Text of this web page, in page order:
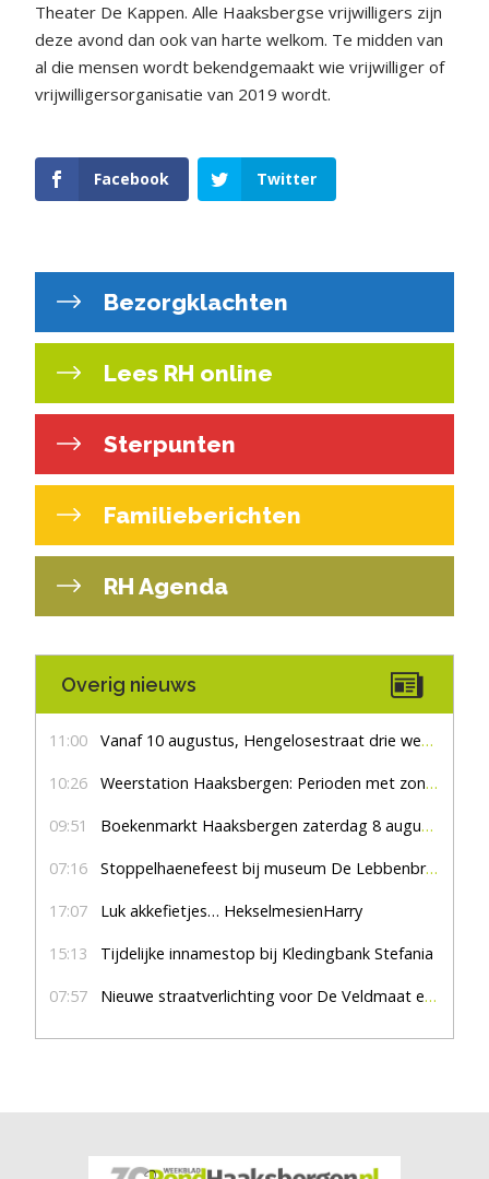
Theater De Kappen. Alle Haaksbergse vrijwilligers zijn
deze avond dan ook van harte welkom. Te midden van
al die mensen wordt bekendgemaakt wie vrijwilliger of
vrijwilligersorganisatie van 2019 wordt.
Facebook Twitter
Bezorgklachten
Lees RH online
Sterpunten
Familieberichten
RH Agenda
Overig nieuws
11:00 Vanaf 10 augustus, Hengelosestraat drie weken dicht voor doorgaand verkeer
10:26 Weerstation Haaksbergen: Perioden met zon en droog
09:51 Boekenmarkt Haaksbergen zaterdag 8 augustus, marktplein Haaksbergen
07:16 Stoppelhaenefeest bij museum De Lebbenbrugge
17:07 Luk akkefietjes… HekselmesienHarry
15:13 Tijdelijke innamestop bij Kledingbank Stefania
07:57 Nieuwe straatverlichting voor De Veldmaat en De Pas